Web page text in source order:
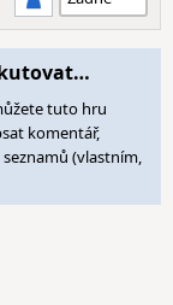
tuto hru
komentář,
(vlastním,